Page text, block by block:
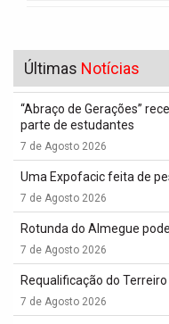
Últimas Notícias
“Abraço de Gerações”
parte de estudantes
7 de Agosto 2026
Uma Expofacic feita de
7 de Agosto 2026
Rotunda do Almegue
7 de Agosto 2026
Requalificação do
7 de Agosto 2026